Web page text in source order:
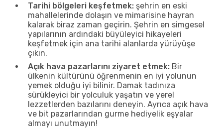
Tarihi bölgeleri keşfetmek: şehrin en eski
mahallelerinde dolaşın ve mimarisine hayran
kalarak biraz zaman geçirin. Şehrin en simgesel
yapılarının ardındaki büyüleyici hikayeleri
keşfetmek için ana tarihi alanlarda yürüyüşe
çıkın.
Açık hava pazarlarını ziyaret etmek: Bir
ülkenin kültürünü öğrenmenin en iyi yolunun
yemek olduğu iyi bilinir. Damak tadınıza
sürükleyici bir yolculuk yaşatın ve yerel
lezzetlerden bazılarını deneyin. Ayrıca açık hava
ve bit pazarlarından gurme hediyelik eşyalar
almayı unutmayın!